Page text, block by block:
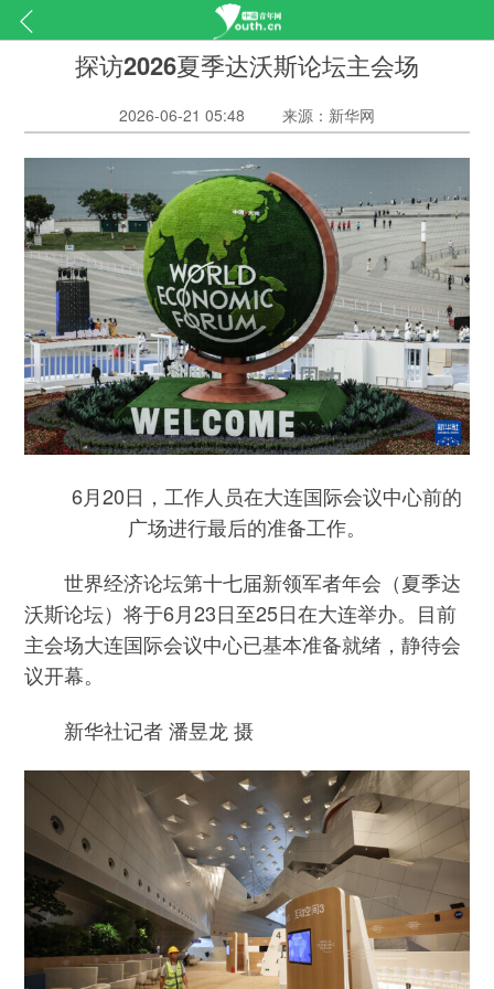
探访2026夏季达沃斯论坛主会场
2026-06-21 05:48 来源：新华网
6月20日，工作人员在大连国际会议中心前的
广场进行最后的准备工作。
世界经济论坛第十七届新领军者年会（夏季达
沃斯论坛）将于6月23日至25日在大连举办。目前
主会场大连国际会议中心已基本准备就绪，静待会
议开幕。
新华社记者 潘昱龙 摄